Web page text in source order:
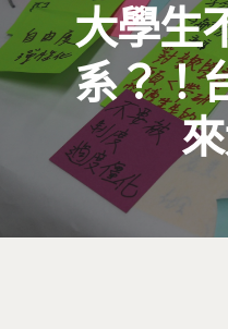
大學生
系？！